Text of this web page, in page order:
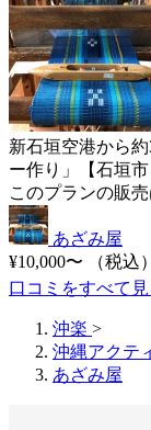
新石垣空港から
ー作り」【石垣市
このプランの販
あざみ屋
¥10,000〜
（税込）
口コミをすべて見
沖楽 >
沖縄アクテ
あざみ屋